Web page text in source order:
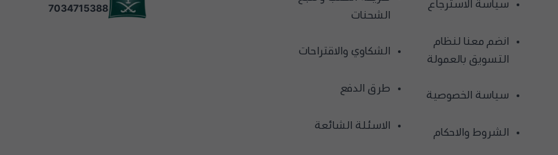
سياسة الاسترجاع
انضم معنا لنظام
التسويق بالعمولة
سياسة الخصوصية
الشروط والاحكام
الشحنات
الشكاوي والاقتراحات
طرق الدفع
الاسئلة الشائعة
7034715388